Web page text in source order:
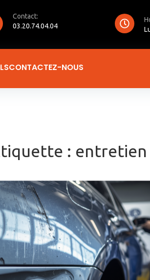
Contact:
03.20.74.04.04
CONTACTEZ-NOUS
: entretien